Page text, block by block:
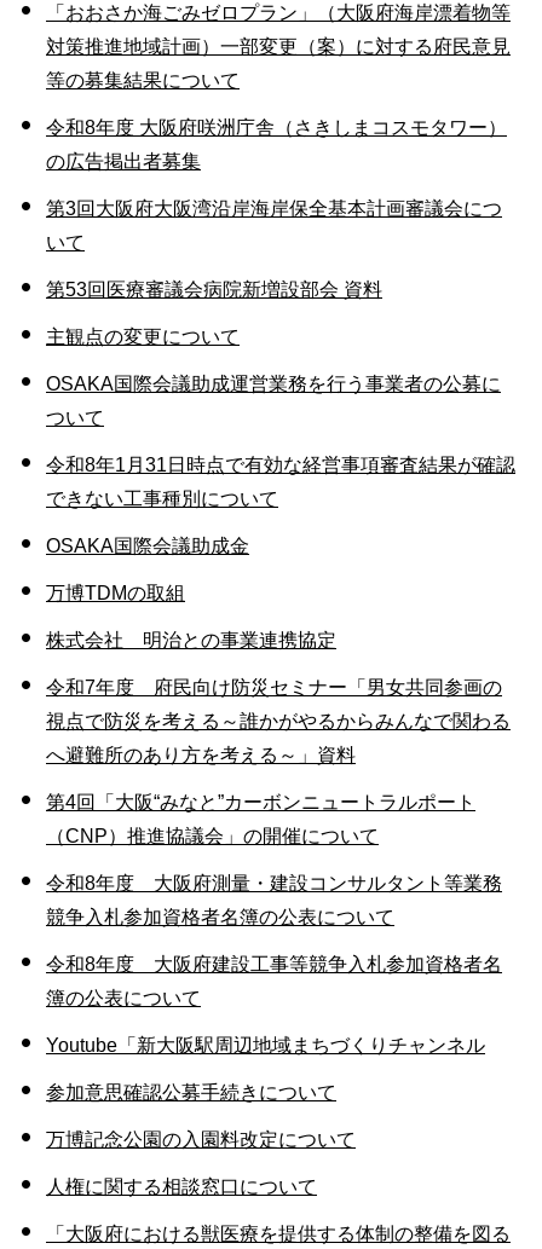
「おおさか海ごみゼロプラン」（大阪府海岸漂着物等
対策推進地域計画）一部変更（案）に対する府民意見
等の募集結果について
令和8年度 大阪府咲洲庁舎（さきしまコスモタワー）
の広告掲出者募集
第3回大阪府大阪湾沿岸海岸保全基本計画審議会につ
いて
第53回医療審議会病院新増設部会 資料
主観点の変更について
OSAKA国際会議助成運営業務を行う事業者の公募に
ついて
令和8年1月31日時点で有効な経営事項審査結果が確認
できない工事種別について
OSAKA国際会議助成金
万博TDMの取組
株式会社 明治との事業連携協定
令和7年度 府民向け防災セミナー「男女共同参画の
視点で防災を考える～誰かがやるからみんなで関わる
へ避難所のあり方を考える～」資料
第4回「大阪“みなと”カーボンニュートラルポート
（CNP）推進協議会」の開催について
令和8年度 大阪府測量・建設コンサルタント等業務
競争入札参加資格者名簿の公表について
令和8年度 大阪府建設工事等競争入札参加資格者名
簿の公表について
Youtube「新大阪駅周辺地域まちづくりチャンネル
参加意思確認公募手続きについて
万博記念公園の入園料改定について
人権に関する相談窓口について
「大阪府における獣医療を提供する体制の整備を図る